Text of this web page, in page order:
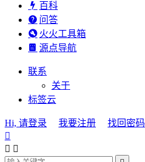
百科
问答
火火工具箱
源点导航
联系
关于
标签云
Hi, 请登录 我要注册
找回密码

 